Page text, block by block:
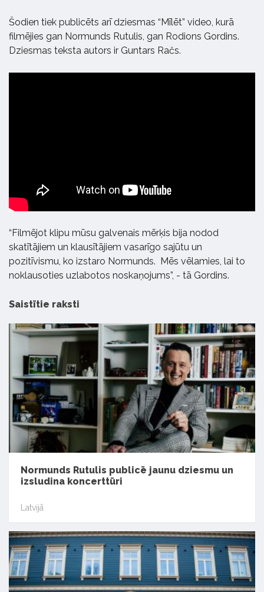
Šodien tiek publicēts arī dziesmas “Mīlēt” video, kurā
filmējies gan Normunds Rutulis, gan Rodions Gordins.
Dziesmas teksta autors ir Guntars Račs.
“Filmējot klipu mūsu galvenais mērķis bija nodod
skatītājiem un klausītājiem vasarīgo sajūtu un
pozitīvismu, ko izstaro Normunds. Mēs vēlamies, lai to
noklausoties uzlabotos noskaņojums”, - tā Gordins.
Saistītie raksti
Normunds Rutulis publicē jaunu dziesmu un
izsludina koncerttūri
Latvijā